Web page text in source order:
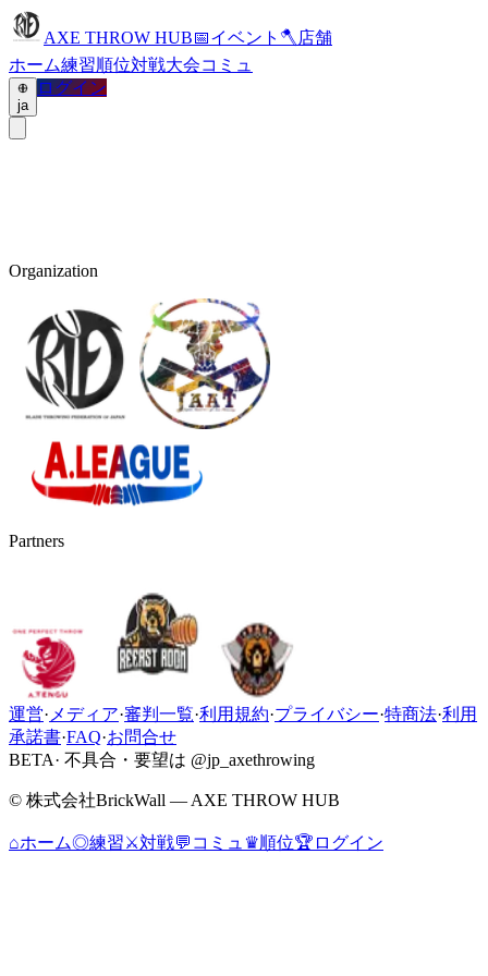
AXE THROW HUB📅イベント 🪓 店舗
ホーム練習順位対戦大会コミュ
ja
ログイン
Organization
Partners
運営· メディア·審判一覧·利用規約·プライバシー·特商法·利用
承諾書·FAQ·お問合せ
BETA· 不具合・要望は @jp_axethrowing
© 株式会社BrickWall — AXE THROW HUB
⌂ホーム◎練習⚔対戦💬 コミュ ♛順位🏆 ログイン